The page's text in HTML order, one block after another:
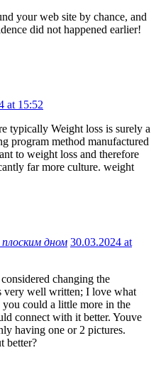
your web site by chance, and
did not happened earlier!
at 15:52
typically Weight loss is surely a
program method manufactured
to weight loss and therefore
far more culture. weight
дном 30.03.2024 at
changing the
very well written; I love what
could a little more in the
connect with it better. Youve
having one or 2 pictures.
better?